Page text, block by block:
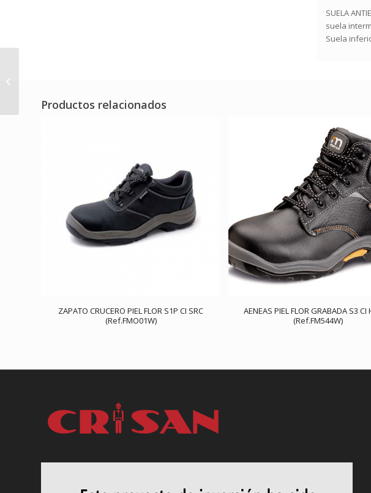
SUELA
suela
Suela
Productos relacionados
ZAPATO CRUCERO PIEL FLOR S1P CI SRC
(Ref.FMO01W)
AENEAS PIEL FLOR GRABADA S3 CI
(Ref.FM544W)
(Ref.07545..NR)